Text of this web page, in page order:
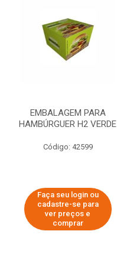
EMBALAGEM PARA
HAMBÚRGUER H2 VERDE
Código: 42599
Faça seu login ou
cadastre-se para
ver preços e
comprar